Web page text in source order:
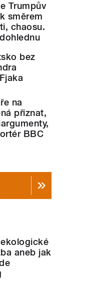
Trumpův
směrem
chaosu.
bez
na
přiznat,
BBC
aneb jak